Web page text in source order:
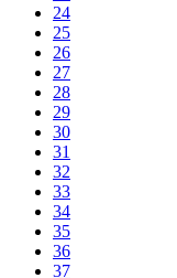
24
25
26
27
28
29
30
31
32
33
34
35
36
37